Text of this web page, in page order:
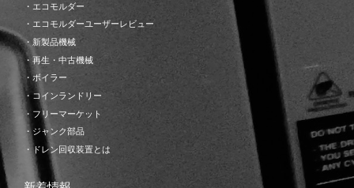
・エコモルダー
・エコモルダーユーザーレビュー
・新製品機械
・再生・中古機械
・ボイラー
・コインランドリー
・フリーマーケット
・ジャンク部品
・ドレン回収装置とは